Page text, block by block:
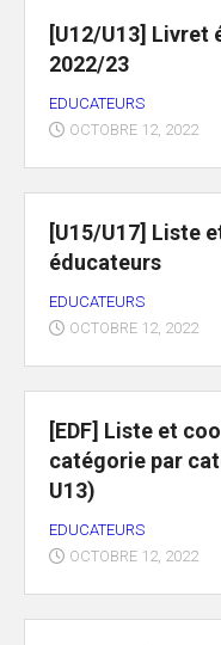
[U12/U13] Livret
2022/23
EDUCATEURS
OCTOBRE 12, 2022
[U15/U17] Liste
éducateurs
EDUCATEURS
OCTOBRE 12, 2022
[EDF] Liste et
catégorie par
U13)
EDUCATEURS
OCTOBRE 12, 2022